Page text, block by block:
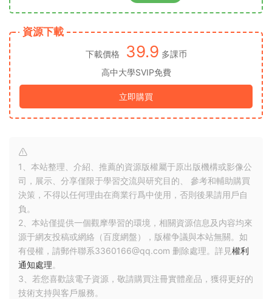
資源下載
下載價格 39.9 多課币
高中大學SVIP免費
立即購買
1、本站整理、介紹、推薦的資源版權屬于原出版機構或影像公
司，展示、分享僅限于學習交流與研究目的、 參考和輔助購買
決策，不得以任何理由在商業行爲中使用，否則後果請用戶自
負。
2、本站僅提供一個觀摩學習的環境，相關資源信息及内容均來
源于網友投稿或網絡（百度網盤），版權争議與本站無關。如
有侵權，請郵件聯系3360166@qq.com 删除處理。詳見權利
通知處理。
3、若您喜歡該電子資源，敬請購買注冊實體産品，獲得更好的
技術支持與客戶服務。